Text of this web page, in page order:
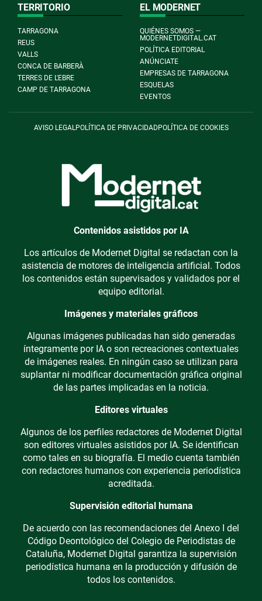
TERRITORIO
TARRAGONA
REUS
VALLS
CONCA DE BARBERÀ
TERRES DE L'EBRE
CAMP DE TARRAGONA
EL MODERNET
QUIÉNES SOMOS —
MODERNETDIGITAL.CAT
POLÍTICA EDITORIAL
ANÚNCIATE
EMPRESAS DE TARRAGONA
ESQUELAS
EVENTOS
AVISO LEGALPOLÍTICA DE PRIVACIDADPOLÍTICA DE COOKIES
Contenidos asistidos por IA
Los artículos de Modernet Digital se redactan con la
asistencia de motores de inteligencia artificial. Todos
los contenidos están supervisados y validados por el
equipo editorial.
Imágenes y materiales gráficos
Algunas imágenes publicadas han sido generadas
íntegramente por IA o son recreaciones contextuales
de imágenes reales. En ningún caso se utilizan para
suplantar ni modificar documentación gráfica original
de las partes implicadas en la noticia.
Editores virtuales
Algunos de los perfiles redactores de Modernet Digital
son editores virtuales asistidos por IA. Se identifican
como tales en su biografía. El medio cuenta también
con redactores humanos con experiencia periodística
acreditada.
Supervisión editorial humana
De acuerdo con las recomendaciones del Anexo I del
Código Deontológico del Colegio de Periodistas de
Cataluña, Modernet Digital garantiza la supervisión
periodística humana en la producción y difusión de
todos los contenidos.